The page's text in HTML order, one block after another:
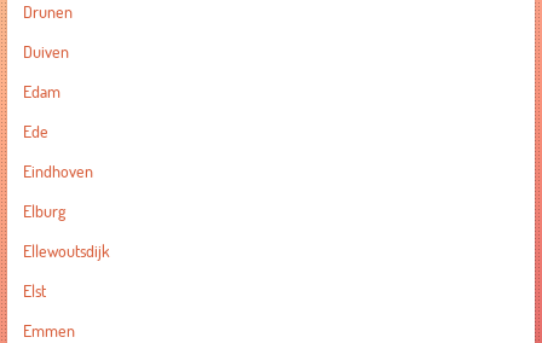
Drunen
Duiven
Edam
Ede
Eindhoven
Elburg
Ellewoutsdijk
Elst
Emmen